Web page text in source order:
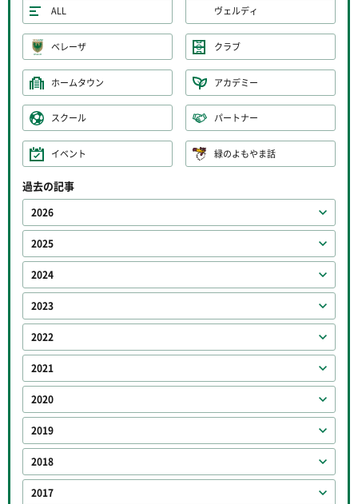
ALL ヴェルディ
ベレーザ クラブ
ホームタウン アカデミー
スクール パートナー
イベント 緑のよもやま話
過去の記事
2026
2025
2024
2023
2022
2021
2020
2019
2018
2017